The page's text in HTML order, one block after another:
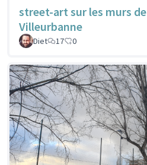
street-art sur les murs de
Villeurbanne
Diet
17 0